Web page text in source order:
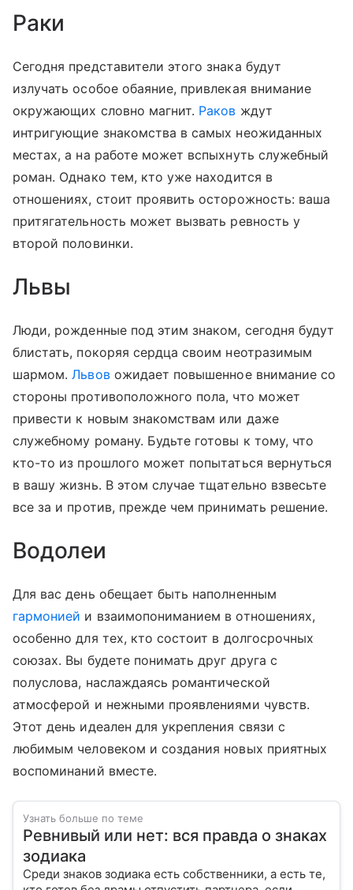
Раки
Сегодня представители этого знака будут
излучать особое обаяние, привлекая внимание
окружающих словно магнит. Раков ждут
интригующие знакомства в самых неожиданных
местах, а на работе может вспыхнуть служебный
роман. Однако тем, кто уже находится в
отношениях, стоит проявить осторожность: ваша
притягательность может вызвать ревность у
второй половинки.
Львы
Люди, рожденные под этим знаком, сегодня будут
блистать, покоряя сердца своим неотразимым
шармом.Львовожидает повышенное внимание со
стороны противоположного пола, что может
привести к новым знакомствам или даже
служебному роману. Будьте готовы к тому, что
кто-то из прошлого может попытаться вернуться
в вашу жизнь. В этом случае тщательно взвесьте
все за и против, прежде чем принимать решение.
Водолеи
Для вас день обещает быть наполненным
гармонией и взаимопониманием в отношениях,
особенно для тех, кто состоит в долгосрочных
союзах. Вы будете понимать друг друга с
полуслова, наслаждаясь романтической
атмосферой и нежными проявлениями чувств.
Этот день идеален для укрепления связи с
любимым человеком и создания новых приятных
воспоминаний вместе.
Узнать больше по теме
Ревнивый или нет: вся правда о знаках
зодиака
Среди знаков зодиака есть собственники, а есть те,